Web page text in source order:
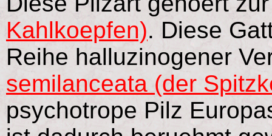
Kahlkoepfen). Diese
Reihe halluzinogener
semilanceata (der
psychotrope Pilz